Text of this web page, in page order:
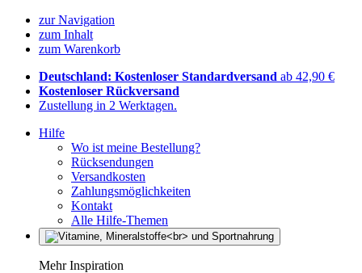
zur Navigation
zum Inhalt
zum Warenkorb
Deutschland: Kostenloser Standardversand ab 42,90 €
Kostenloser Rückversand
Zustellung in 2 Werktagen.
Hilfe
Wo ist meine Bestellung?
Rücksendungen
Versandkosten
Zahlungsmöglichkeiten
Kontakt
Alle Hilfe-Themen
Mehr Inspiration